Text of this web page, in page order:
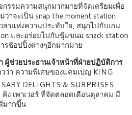
รรมความสนุกมากมายที่จัดเตรียมเพื่อ
าจะเป็น snap the moment station
าแห่งความประทับใจ, สนุกไปกับเกม
และอร่อยไปกับซุ้มขนม snack station
ช้อปปิ้งต่างๆอีกมากมาย
ผู้ช่วยประธานเจ้าหน้าที่ฝ่ายปฏิบัติการ
วว่า ความพิเศษของแคมเปญ KING
DELIGHTS & SURPRISES
ง เพาเวอร์ ที่จัดตลอดเดือนตุลาคม มี
มากขึ้น